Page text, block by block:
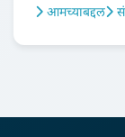
आमच्याबद्दल